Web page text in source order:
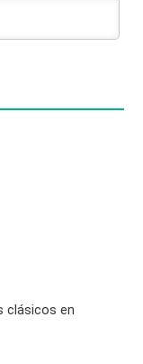
clásicos en